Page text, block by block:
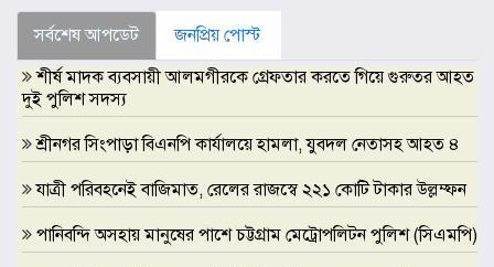
সর্বশেষ আপডেট
জনপ্রিয় পোস্ট
শীর্ষ মাদক ব্যবসায়ী আলমগীরকে গ্রেফতার করতে গিয়ে গুরুতর আহত
দুই পুলিশ সদস্য
শ্রীনগর সিংপাড়া বিএনপি কার্যালয়ে হামলা, যুবদল নেতাসহ আহত ৪
যাত্রী পরিবহনেই বাজিমাত, রেলের রাজস্বে ২২১ কোটি টাকার উল্লম্ফন
পানিবন্দি অসহায় মানুষের পাশে চট্টগ্রাম মেট্রোপলিটন পুলিশ (সিএমপি)